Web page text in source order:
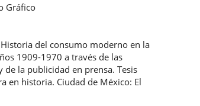
Gráfico
del consumo moderno en la
1909-1970 a través de las
de la publicidad en prensa. Tesis
en historia. Ciudad de México: El